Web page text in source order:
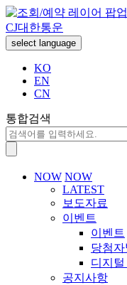
CJ대한통운
select language
KO
EN
CN
통합검색
NOW NOW
LATEST
보도자료
이벤트
이벤트
당첨자
디지털
공지사항